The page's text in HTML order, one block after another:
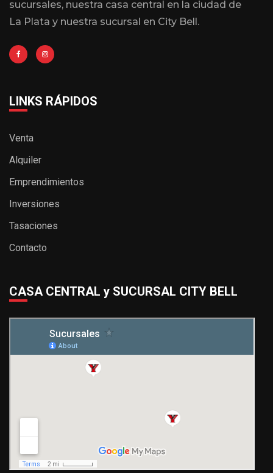
sucursales, nuestra casa central en la ciudad de
La Plata y nuestra sucursal en City Bell.
LINKS RÁPIDOS
Venta
Alquiler
Emprendimientos
Inversiones
Tasaciones
Contacto
CASA CENTRAL y SUCURSAL CITY BELL